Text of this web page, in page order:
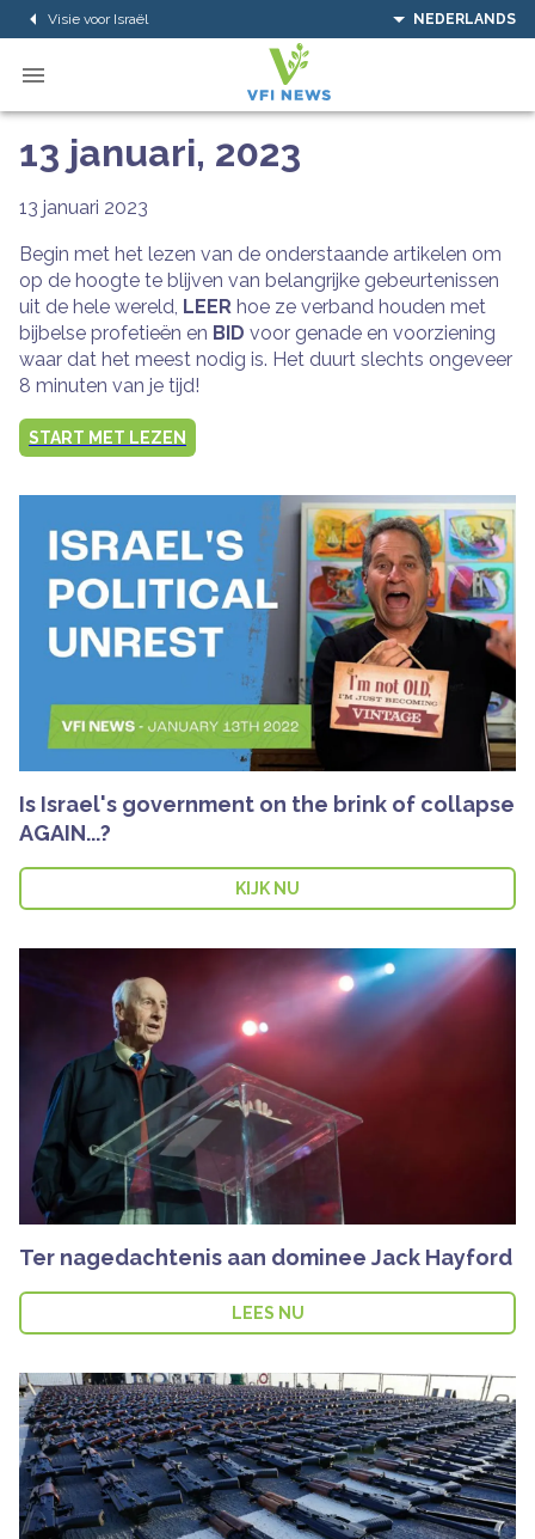
Visie voor Israël NEDERLANDS
13 januari, 2023
13 januari 2023
Begin met het lezen van de onderstaande artikelen om
op de hoogte te blijven van belangrijke gebeurtenissen
uit de hele wereld, LEER hoe ze verband houden met
bijbelse profetieën en BID voor genade en voorziening
waar dat het meest nodig is. Het duurt slechts ongeveer
8 minuten van je tijd!
START MET LEZEN
Is Israel's government on the brink of collapse
AGAIN...?
KIJK NU
Ter nagedachtenis aan dominee Jack Hayford
LEES NU